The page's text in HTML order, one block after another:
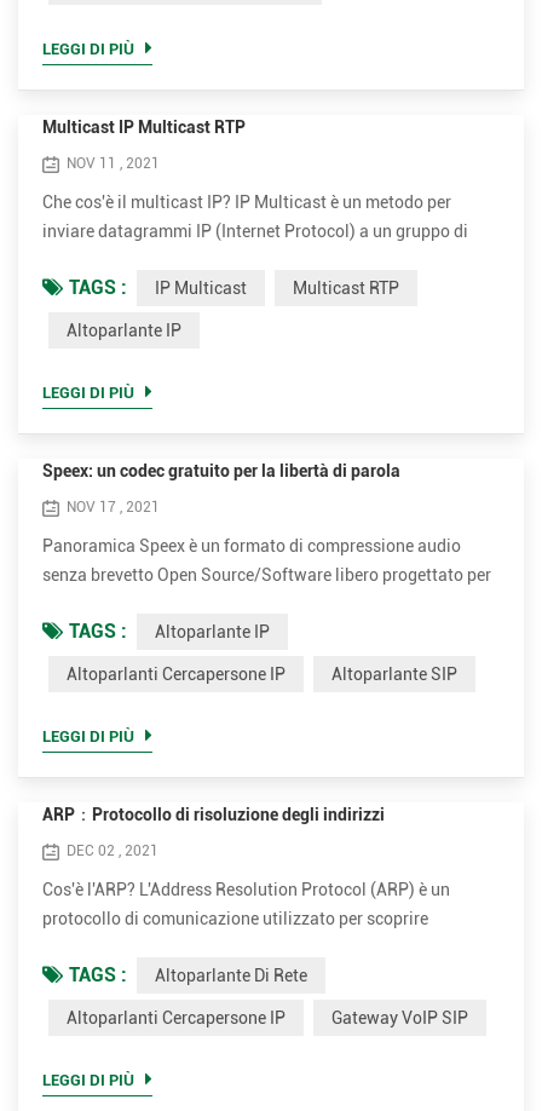
in genere viene e...
LEGGI DI PIÙ
Multicast IP Multicast RTP
NOV 11 , 2021
Che cos'è il multicast IP? IP Multicast è un metodo per
inviare datagrammi IP (Internet Protocol) a un gruppo di
di multicast specifica per IP e viene utilizzata per lo
streaming di media e altre applicazioni di rete. Utilizza
TAGS : IP Multicast Multicast RTP
Altoparlante IP
LEGGI DI PIÙ
Speex: un codec gratuito per la libertà di parola
NOV 17 , 2021
Panoramica Speex è un formato di compressione audio
senza brevetto Open Source/Software libero progettato per
accesso alle applicazioni vocali fornendo un'alternativa
gratuita ai costosi codec vocali proprietari. Inoltre, Speex è
TAGS : Altoparlante IP
Altoparlanti Cercapersone IP Altoparlante SIP
LEGGI DI PIÙ
ARP：Protocollo di risoluzione degli indirizzi
DEC 02 , 2021
Cos'è l'ARP? L'Address Resolution Protocol (ARP) è un
protocollo di comunicazione utilizzato per scoprire
2 come l'indirizzo Media Access Control (MAC)) associato a
un indirizzo di livello Internet (indirizzo di livello 3 come
TAGS : Altoparlante Di Rete
Altoparlanti Cercapersone IP Gateway VoIP SIP
LEGGI DI PIÙ